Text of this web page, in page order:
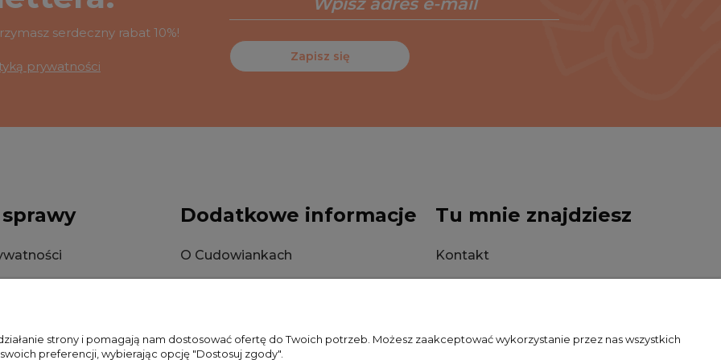
serdeczny rabat 10%!
prywatności
Zapisz się
Dodatkowe informacje
O Cudowiankach
Zwroty i reklamacje
Tu mnie znajdziesz
Kontakt
strony i pomagają nam dostosować ofertę do Twoich potrzeb. Możesz zaakceptować wykorzystanie przez nas wszystkich
preferencji, wybierając opcję "Dostosuj zgody".